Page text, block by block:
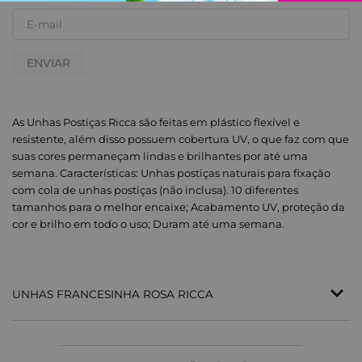
ENVIAR
As Unhas Postiças Ricca são feitas em plástico flexível e
resistente, além disso possuem cobertura UV, o que faz com que
suas cores permaneçam lindas e brilhantes por até uma
semana. Características: Unhas postiças naturais para fixação
com cola de unhas postiças (não inclusa). 10 diferentes
tamanhos para o melhor encaixe; Acabamento UV, proteção da
cor e brilho em todo o uso; Duram até uma semana.
UNHAS FRANCESINHA ROSA RICCA